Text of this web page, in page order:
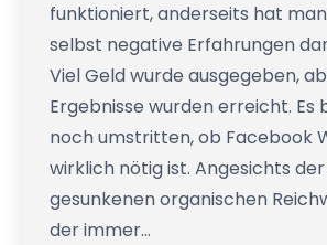
funktioniert, anderseits hat
selbst negative Erfahrungen
Viel Geld wurde ausgegeben,
Ergebnisse wurden erreicht.
noch umstritten, ob Facebook
wirklich nötig ist. Angesichts
gesunkenen organischen
der immer…